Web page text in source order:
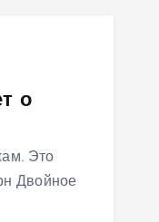
о
Это
Двойное